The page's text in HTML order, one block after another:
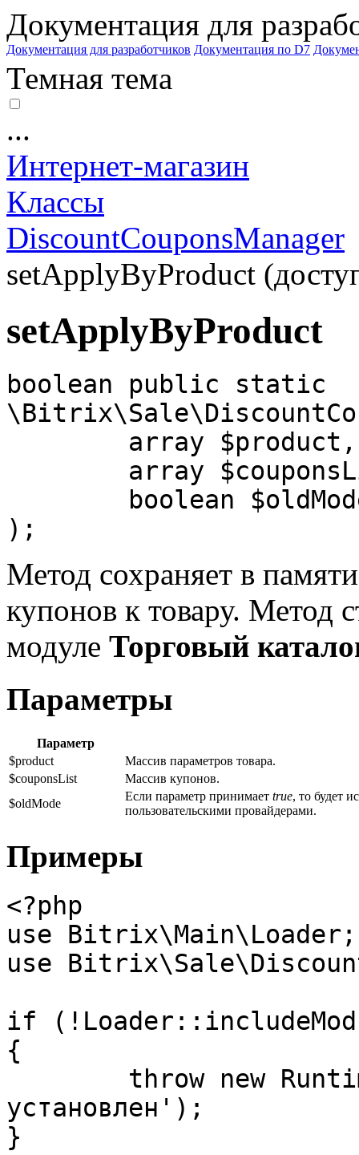
Документация для
Документация для разработчиков Документация по D7
Темная тема
...
Интернет-магазин
Классы
DiscountCouponsManager
setApplyByProduct
setApplyByProduct
boolean public static
);
Метод сохраняет в
купонов к товару. Метод
модуле Торговый
Параметры
Параметр
$product
Массив параметров товара.
$couponsList
Массив купонов.
$oldMode
Если параметр принимает true, то будет
пользовательскими провайдерами.
Примеры
<?php
use Bitrix\Main\Loader;
use
if
{
установлен');
}